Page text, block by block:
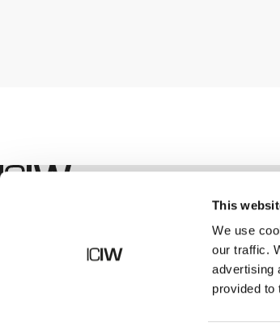
This
We use
our traffic.
advertising
provided to